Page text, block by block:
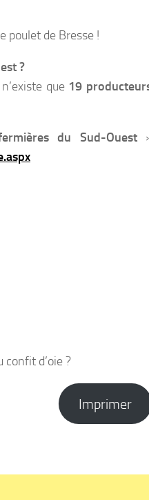
poulet de Bresse !
?
que 19
du Sud-Ouest
confit d’oie ?
Imprimer